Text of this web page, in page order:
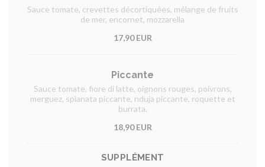
Sauce tomate, crevettes décortiquées, mélange de fruits
de mer, encornet, mozzarella
17,90 EUR
Piccante
Sauce tomate, fiore di latte, oignons rouges, poivrons,
merguez, spianata piccante, nduja piccante, roquette et
burrata.
18,90 EUR
SUPPLÉMENT